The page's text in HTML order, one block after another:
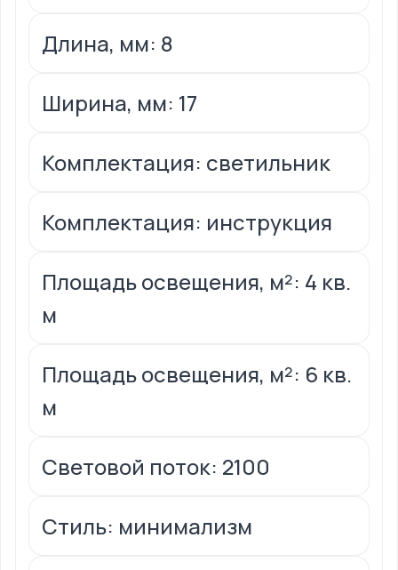
Длина, мм: 8
Ширина, мм: 17
Комплектация: светильник
Комплектация: инструкция
Площадь освещения, м²: 4 кв.
м
Площадь освещения, м²: 6 кв.
м
Световой поток: 2100
Стиль: минимализм